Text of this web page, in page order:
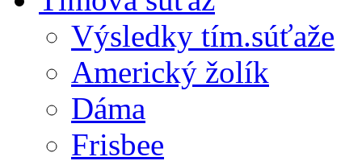
Výsledky tím.súťaže
Americký žolík
Dáma
Frisbee